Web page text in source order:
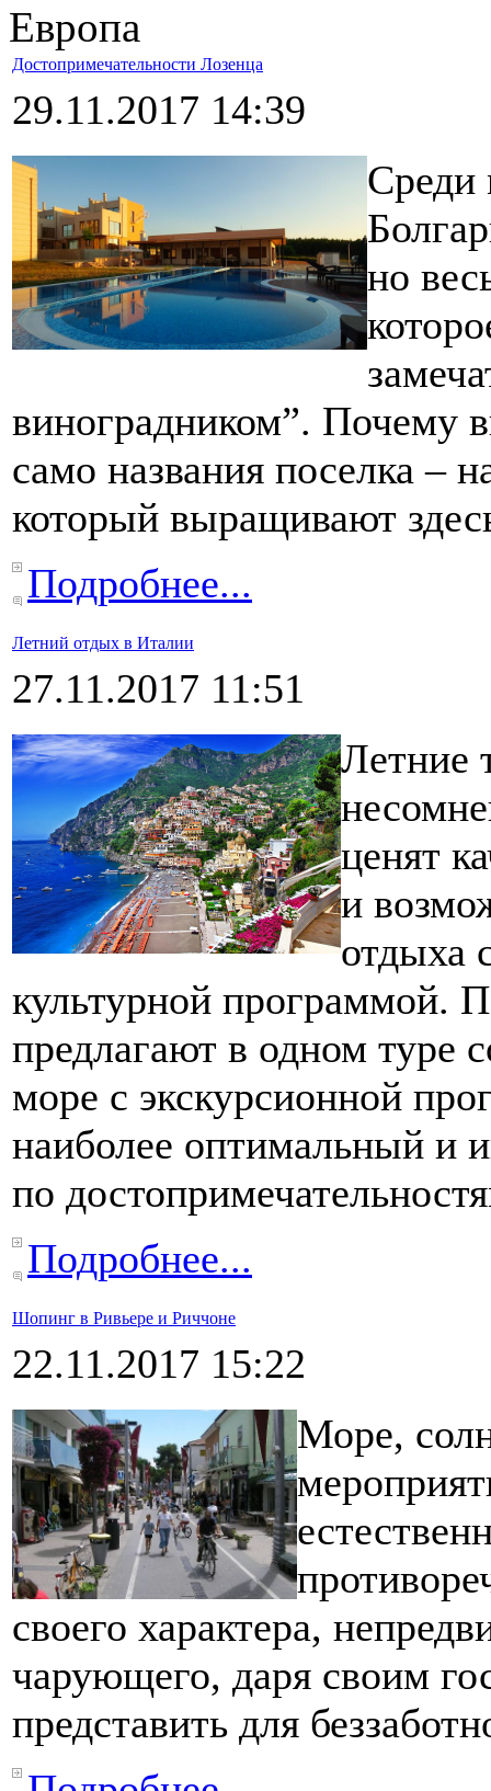
Европа
Достопримечательности Лозенца
29.11.2017 14:39
Среди
но
виноградником”. Почему
само названия поселка –
который выращивают
Подробнее...
Летний отдых в Италии
27.11.2017 11:51
Летние
ценят
и
отдыха
культурной программой.
предлагают в одном туре
море с экскурсионной
наиболее оптимальный и
по
Подробнее...
Шопинг в Ривьере и Риччоне
22.11.2017 15:22
Море,
своего характера,
чарующего, даря своим
представить для